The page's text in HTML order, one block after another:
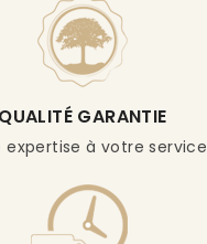
QUALITÉ GARANTIE
expertise à votre service